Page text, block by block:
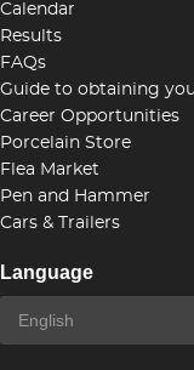
Calendar
Results
FAQs
Guide to obtaining
Career Opportunities
Porcelain Store
Flea Market
Pen and Hammer
Cars & Trailers
Language